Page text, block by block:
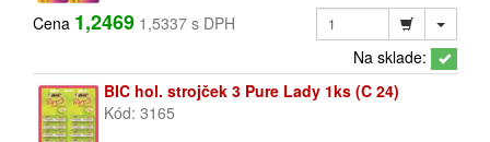
Cena 1,2469 1,5337 s DPH
Na sklade:
BIC hol. strojček 3 Pure Lady 1ks (C 24)
Kód: 3165